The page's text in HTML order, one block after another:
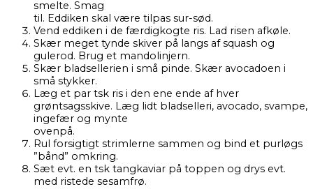
smelte. Smag
til. Eddiken skal være tilpas sur-sød.
Vend eddiken i de færdigkogte ris. Lad risen afkøle.
Skær meget tynde skiver på langs af squash og
gulerod. Brug et mandolinjern.
Skær bladsellerien i små pinde. Skær avocadoen i
små stykker.
Læg et par tsk ris i den ene ende af hver
grøntsagsskive. Læg lidt bladselleri, avocado, svampe,
ingefær og mynte
ovenpå.
Rul forsigtigt strimlerne sammen og bind et purløgs
”bånd” omkring.
Sæt evt. en tsk tangkaviar på toppen og drys evt.
med ristede sesamfrø.